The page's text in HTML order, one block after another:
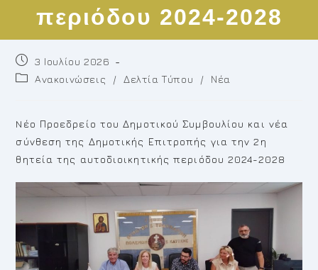
περιόδου 2024-2028
Post
published:
3 Ιουλίου 2026
PostΑνακοινώσεις / Δελτία Τύπου / Νέα
Nέο Προεδρείο του Δημοτικού Συμβουλίου και νέα
σύνθεση της Δημοτικής Επιτροπής για την 2η
θητεία της αυτοδιοικητικής περιόδου 2024-2028